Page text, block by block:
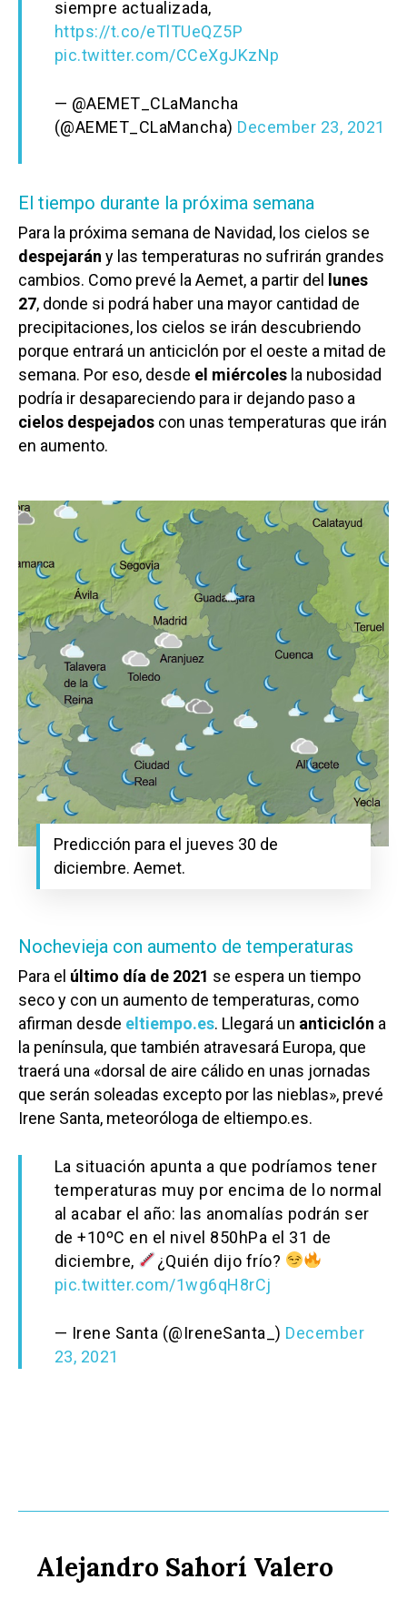
siempre actualizada,
https://t.co/eTlTUeQZ5P
pic.twitter.com/CCeXgJKzNp
— @AEMET_CLaMancha
(@AEMET_CLaMancha) December 23, 2021
El tiempo durante la próxima semana
Para la próxima semana de Navidad, los cielos se
despejarán y las temperaturas no sufrirán grandes
cambios. Como prevé la Aemet, a partir del lunes
27, donde si podrá haber una mayor cantidad de
precipitaciones, los cielos se irán descubriendo
porque entrará un anticiclón por el oeste a mitad de
semana. Por eso, desde el miércoles la nubosidad
podría ir desapareciendo para ir dejando paso a
cielos despejados con unas temperaturas que irán
en aumento.
Predicción para el jueves 30 de
diciembre. Aemet.
Nochevieja con aumento de temperaturas
Para el último día de 2021 se espera un tiempo
seco y con un aumento de temperaturas, como
afirman desde eltiempo.es. Llegará un anticiclón a
la península, que también atravesará Europa, que
traerá una «dorsal de aire cálido en unas jornadas
que serán soleadas excepto por las nieblas», prevé
Irene Santa, meteoróloga de eltiempo.es.
La situación apunta a que podríamos tener
temperaturas muy por encima de lo normal
al acabar el año: las anomalías podrán ser
de +10ºC en el nivel 850hPa el 31 de
diciembre,
¿Quién dijo frío?
pic.twitter.com/1wg6qH8rCj
— Irene Santa (@IreneSanta_) December
23, 2021
Alejandro Sahorí Valero